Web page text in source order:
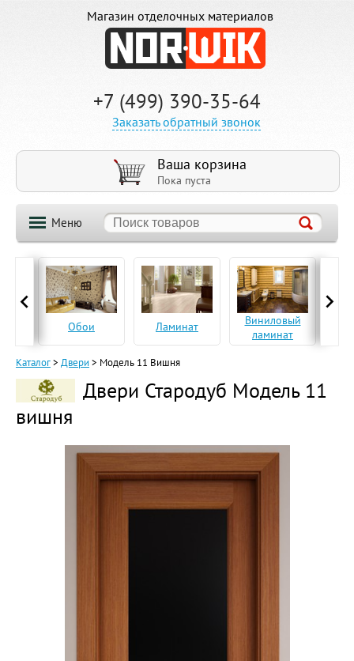
Магазин отделочных материалов
+7 (499) 390-35-64
Заказать обратный звонок
Ваша корзина
Пока пуста
Меню
Обои Ламинат
Виниловый
ламинат
Каталог> Двери> Модель 11 Вишня
Двери Стародуб Модель 11
вишня